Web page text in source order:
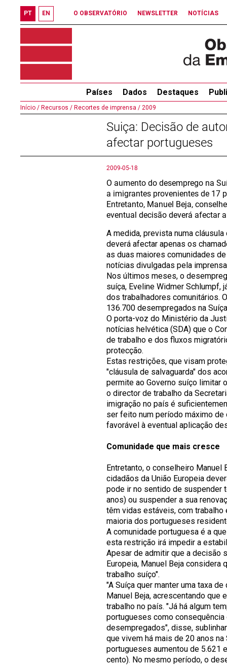
PT EN O OBSERVATÓRIO NEWSLETTER NOTÍCIAS
Países Dados Destaques
Início / Recursos / Recortes de imprensa / 2009
Suiça: Decisão de
afectar portugueses
2009-05-18
O aumento do desemprego na
a imigrantes provenientes de 17
Entretanto, Manuel Beja,
eventual decisão deverá afectar
A medida, prevista numa
deverá afectar apenas os
as duas maiores comunidades
notícias divulgadas pela
Nos últimos meses, o
suíça, Eveline Widmer Schlumpf,
dos trabalhadores comunitários.
136.700 desempregados na
O porta-voz do Ministério da
notícias helvética (SDA) que o
de trabalho e dos fluxos
protecção.
Estas restrições, que visam
"cláusula de salvaguarda" dos
permite ao Governo suíço limitar
o director de trabalho da
imigração no país é
ser feito num período máximo de
favorável à eventual aplicação
Comunidade que mais cresce
Entretanto, o conselheiro
cidadãos da União Europeia
pode ir no sentido de suspender
anos) ou suspender a sua
têm vidas estáveis, com trabalho
maioria dos portugueses
A comunidade portuguesa é a
esta restrição irá impedir a
Apesar de admitir que a decisão
Europeia, Manuel Beja
trabalho suíço".
"A Suíça quer manter uma taxa
Manuel Beja, acrescentando
trabalho no país. "Já há algum
portugueses como
desempregados", disse,
que vivem há mais de 20 anos
portugueses aumentou de 5.621
cento). No mesmo período, o